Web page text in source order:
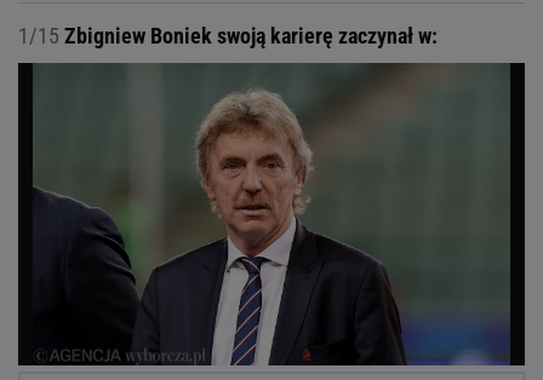
1/15 Zbigniew Boniek swoją karierę zaczynał w: